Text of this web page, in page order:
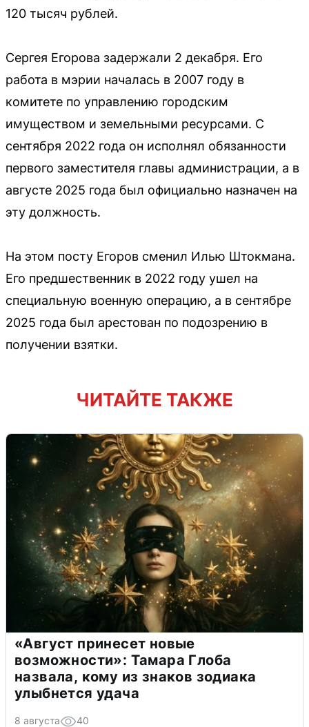
120 тысяч рублей.
Сергея Егорова задержали 2 декабря. Его
работа в мэрии началась в 2007 году в
комитете по управлению городским
имуществом и земельными ресурсами. С
сентября 2022 года он исполнял обязанности
первого заместителя главы администрации, а в
августе 2025 года был официально назначен на
эту должность.
На этом посту Егоров сменил Илью Штокмана.
Его предшественник в 2022 году ушел на
специальную военную операцию, а в сентябре
2025 года был арестован по подозрению в
получении взятки.
ЧИТАЙТЕ ТАКЖЕ
«Август принесет новые
возможности»: Тамара Глоба
назвала, кому из знаков зодиака
улыбнется удача
8 августа 40